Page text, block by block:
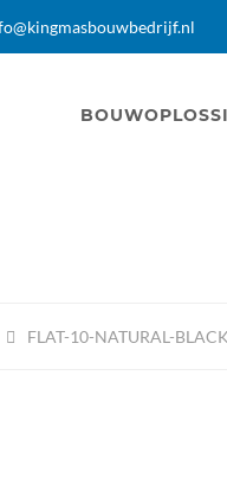
FLAT-10-NATURAL-